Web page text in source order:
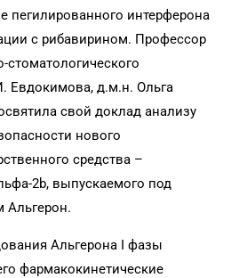
пегилированного интерферона
с рибавирином. Профессор
Евдокимова, д.м.н. Ольга
свой доклад анализу
нового
средства –
2b, выпускаемого под
Альгерон.
Альгерона I фазы
фармакокинетические